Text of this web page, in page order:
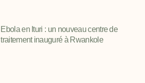
Ebola en Ituri : un nouveau centre de
traitement inauguré à Rwankole